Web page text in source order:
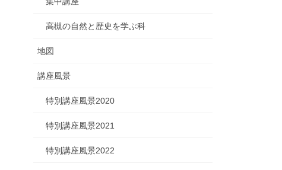
高槻の自然と歴史を学ぶ科
地図
講座風景
特別講座風景2020
特別講座風景2021
特別講座風景2022